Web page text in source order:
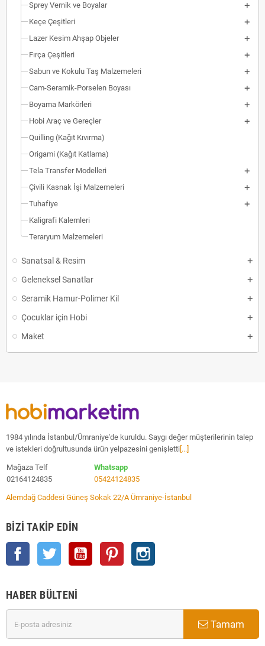
Sprey Vernik ve Boyalar
Keçe Çeşitleri
Lazer Kesim Ahşap Objeler
Fırça Çeşitleri
Sabun ve Kokulu Taş Malzemeleri
Cam-Seramik-Porselen Boyası
Boyama Markörleri
Hobi Araç ve Gereçler
Quilling (Kağıt Kıvırma)
Origami (Kağıt Katlama)
Tela Transfer Modelleri
Çivili Kasnak İşi Malzemeleri
Tuhafiye
Kaligrafi Kalemleri
Teraryum Malzemeleri
Sanatsal & Resim
Geleneksel Sanatlar
Seramik Hamur-Polimer Kil
Çocuklar için Hobi
Maket
1984 yılında İstanbul/Ümraniye'de kuruldu. Saygı değer müşterilerinin talep
ve istekleri doğrultusunda ürün yelpazesini genişletti [...]
Mağaza Telf
02164124835
Whatsapp
05424124835
Alemdağ Caddesi Güneş Sokak 22/A Ümraniye-İstanbul
BIZI TAKIP EDIN
Facebook Twitter YouTube Pinterest
HABER BÜLTENI
Tamam